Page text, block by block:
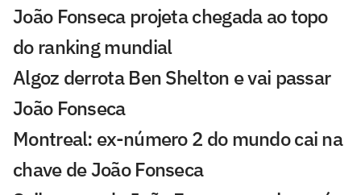
João Fonseca projeta chegada ao topo
do ranking mundial
Algoz derrota Ben Shelton e vai passar
João Fonseca
Montreal: ex-número 2 do mundo cai na
chave de João Fonseca